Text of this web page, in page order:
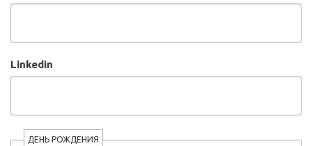
Linkedin
ДЕНЬ РОЖДЕНИЯ